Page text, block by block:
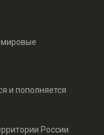
и пополняется
России